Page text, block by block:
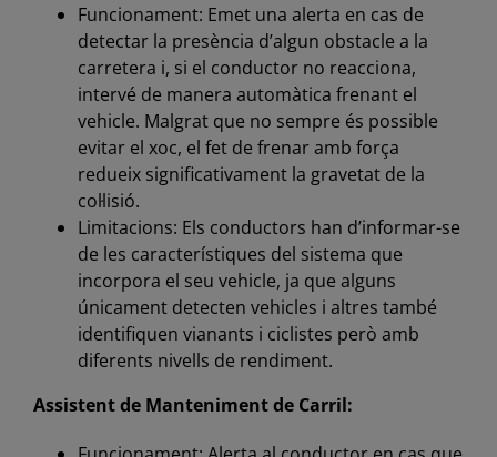
Funcionament: Emet una alerta en cas de
detectar la presència d’algun obstacle a la
carretera i, si el conductor no reacciona,
intervé de manera automàtica frenant el
vehicle. Malgrat que no sempre és possible
evitar el xoc, el fet de frenar amb força
redueix significativament la gravetat de la
col·lisió.
Limitacions: Els conductors han d’informar-se
de les característiques del sistema que
incorpora el seu vehicle, ja que alguns
únicament detecten vehicles i altres també
identifiquen vianants i ciclistes però amb
diferents nivells de rendiment.
Assistent de Manteniment de Carril: